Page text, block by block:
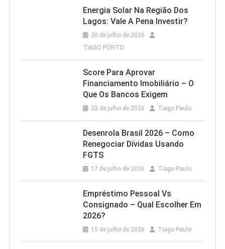
Energia Solar Na Região Dos
Lagos: Vale A Pena Investir?
30 de julho de 2026
TIAGO PORTO
Score Para Aprovar
Financiamento Imobiliário – O
Que Os Bancos Exigem
22 de julho de 2026 Tiago Paulo
Desenrola Brasil 2026 – Como
Renegociar Dívidas Usando
FGTS
17 de julho de 2026 Tiago Paulo
Empréstimo Pessoal Vs
Consignado – Qual Escolher Em
2026?
15 de julho de 2026 Tiago Paulo